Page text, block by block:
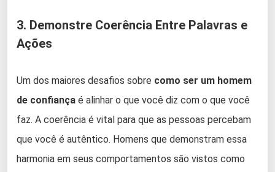
3. Demonstre Coerência Entre Palavras e
Ações
Um dos maiores desafios sobre como ser um homem
de confiança é alinhar o que você diz com o que você
faz. A coerência é vital para que as pessoas percebam
que você é autêntico. Homens que demonstram essa
harmonia em seus comportamentos são vistos como